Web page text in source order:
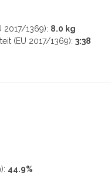
2017/1369): 8.0 kg
(EU 2017/1369): 3:38
44.9%